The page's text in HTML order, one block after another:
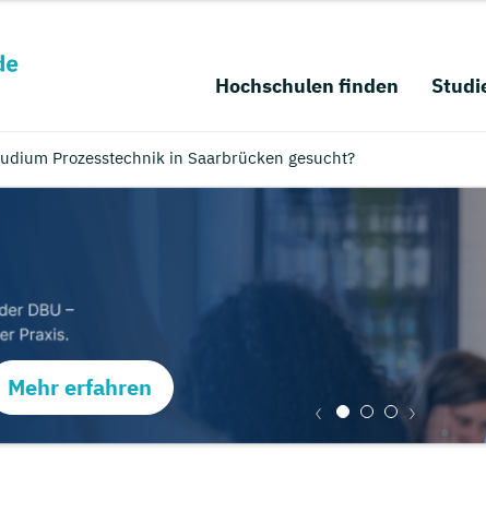
Hochschulen finden
Prozesstechnik in Saarbrücken gesucht?
Mehr erfahren